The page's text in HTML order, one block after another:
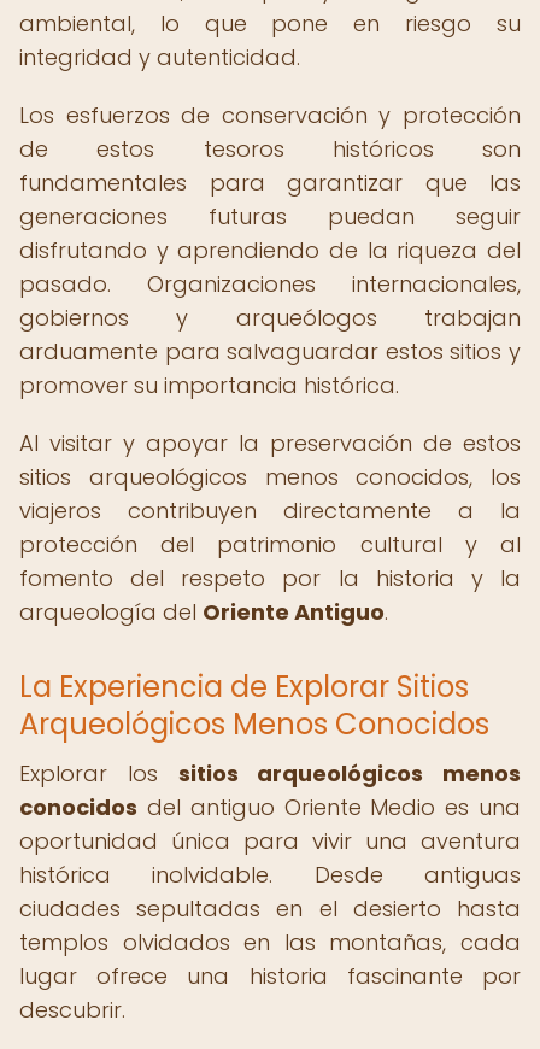
ambiental, lo que pone en riesgo su
integridad y autenticidad.
Los esfuerzos de conservación y protección
de estos tesoros históricos son
fundamentales para garantizar que las
generaciones futuras puedan seguir
disfrutando y aprendiendo de la riqueza del
pasado. Organizaciones internacionales,
gobiernos y arqueólogos trabajan
arduamente para salvaguardar estos sitios y
promover su importancia histórica.
Al visitar y apoyar la preservación de estos
sitios arqueológicos menos conocidos, los
viajeros contribuyen directamente a la
protección del patrimonio cultural y al
fomento del respeto por la historia y la
arqueología del Oriente Antiguo.
La Experiencia de Explorar Sitios
Arqueológicos Menos Conocidos
Explorar los sitios arqueológicos menos
conocidos del antiguo Oriente Medio es una
oportunidad única para vivir una aventura
histórica inolvidable. Desde antiguas
ciudades sepultadas en el desierto hasta
templos olvidados en las montañas, cada
lugar ofrece una historia fascinante por
descubrir.